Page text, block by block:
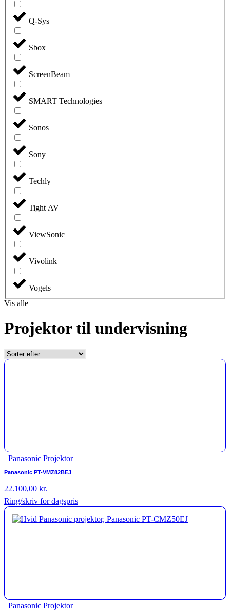
Q-Sys
Sbox
ScreenBeam
SMART Technologies
Sonos
Sony
Techly
Tight AV
ViewSonic
Vivolink
Vogels
Vis alle
Projektor til undervisning
Panasonic Projektor
Panasonic PT-VMZ82BEJ
22.100,00 kr.
Ring/skriv for dagspris
Panasonic Projektor